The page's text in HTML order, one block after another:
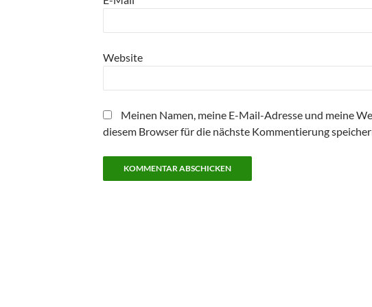
Website
Meinen Namen, meine E-Mail-Adresse und meine
diesem Browser für die nächste Kommentierung